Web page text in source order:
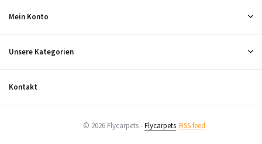
Mein Konto
Unsere Kategorien
Kontakt
© 2026 Flycarpets -Flycarpets RSS feed